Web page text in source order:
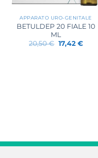
APPARATO URO-GENITALE
BETULDEP 20 FIALE 10
ML
20,50€ Il
prezzo
17,42 €Il